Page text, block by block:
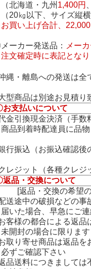
北海道・九州 1,400円
20㎏以下、サイズ縦横
買い上げ合計、
ーカー発送品： メー
文確定時に表記となり
縄・離島への発送は全
型商品は別途お見積り
お支払いについて
金引換現金決済（手数
品到着時配達員に品
行振込（お振込確認後
レジット（各種クレジ
返品・交換について
品・交換の希望の
送途中の破損などの事
いた場合、早急にご連
客様の都合による返品
開封の場合に限ります
取り寄せ商品は返品を
ずご確認下さい
品送料につきましては